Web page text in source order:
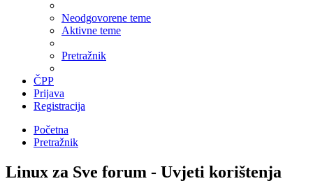
Neodgovorene teme
Aktivne teme
Pretražnik
ČPP
Prijava
Registracija
Početna
Pretražnik
Linux za Sve forum - Uvjeti korištenja